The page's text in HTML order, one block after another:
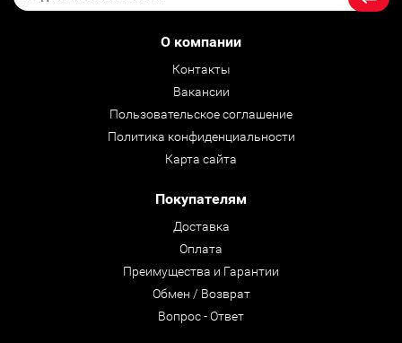
О компании
Контакты
Вакансии
Пользовательское соглашение
Политика конфиденциальности
Карта сайта
Покупателям
Доставка
Оплата
Преимущества и Гарантии
Обмен / Возврат
Вопрос - Ответ